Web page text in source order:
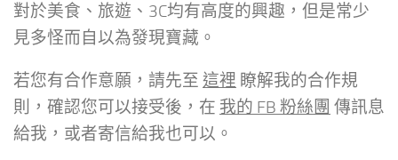
對於美食、旅遊、3C均有高度的興趣，但是常少
見多怪而自以為發現寶藏。
若您有合作意願，請先至 這裡 瞭解我的合作規
則，確認您可以接受後，在 我的 FB 粉絲團 傳訊息
給我，或者寄信給我也可以。